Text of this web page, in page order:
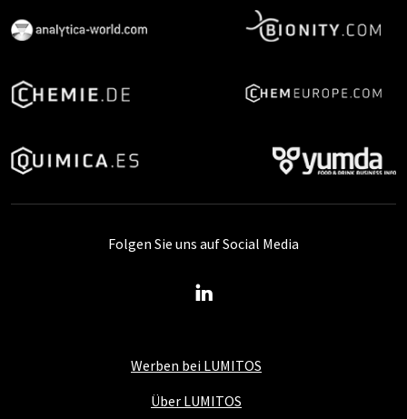
Werben bei LUMITOS
Über LUMITOS
Folgen Sie uns auf Social Media